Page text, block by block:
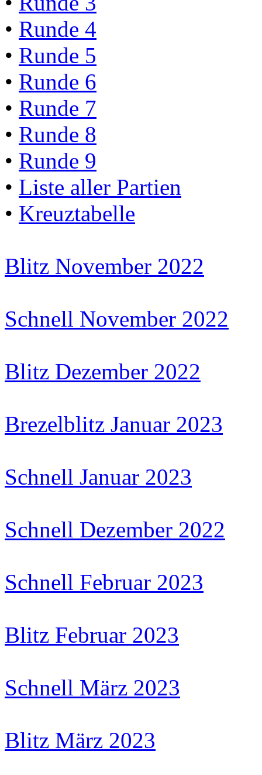
• Runde 4
• Runde 5
• Runde 6
• Runde 7
• Runde 8
• Runde 9
• Liste aller Partien
• Kreuztabelle
Blitz November 2022
Schnell November 2022
Blitz Dezember 2022
Brezelblitz Januar 2023
Schnell Januar 2023
Schnell Dezember 2022
Schnell Februar 2023
Blitz Februar 2023
Schnell März 2023
Blitz März 2023